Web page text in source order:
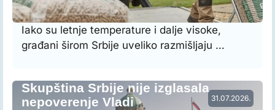
Iako su letnje temperature i dalje visoke,
građani širom Srbije uveliko razmišljaju …
31.07.2026.
Skupština Srbije nije izglasala
nepoverenje Vladi